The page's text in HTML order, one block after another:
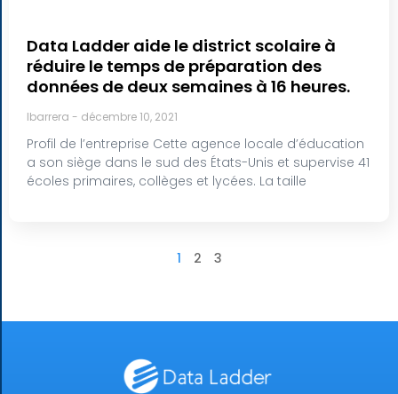
Data Ladder aide le district scolaire à
réduire le temps de préparation des
données de deux semaines à 16 heures.
lbarrera décembre 10, 2021
Profil de l’entreprise Cette agence locale d’éducation
a son siège dans le sud des États-Unis et supervise 41
écoles primaires, collèges et lycées. La taille
1 2 3